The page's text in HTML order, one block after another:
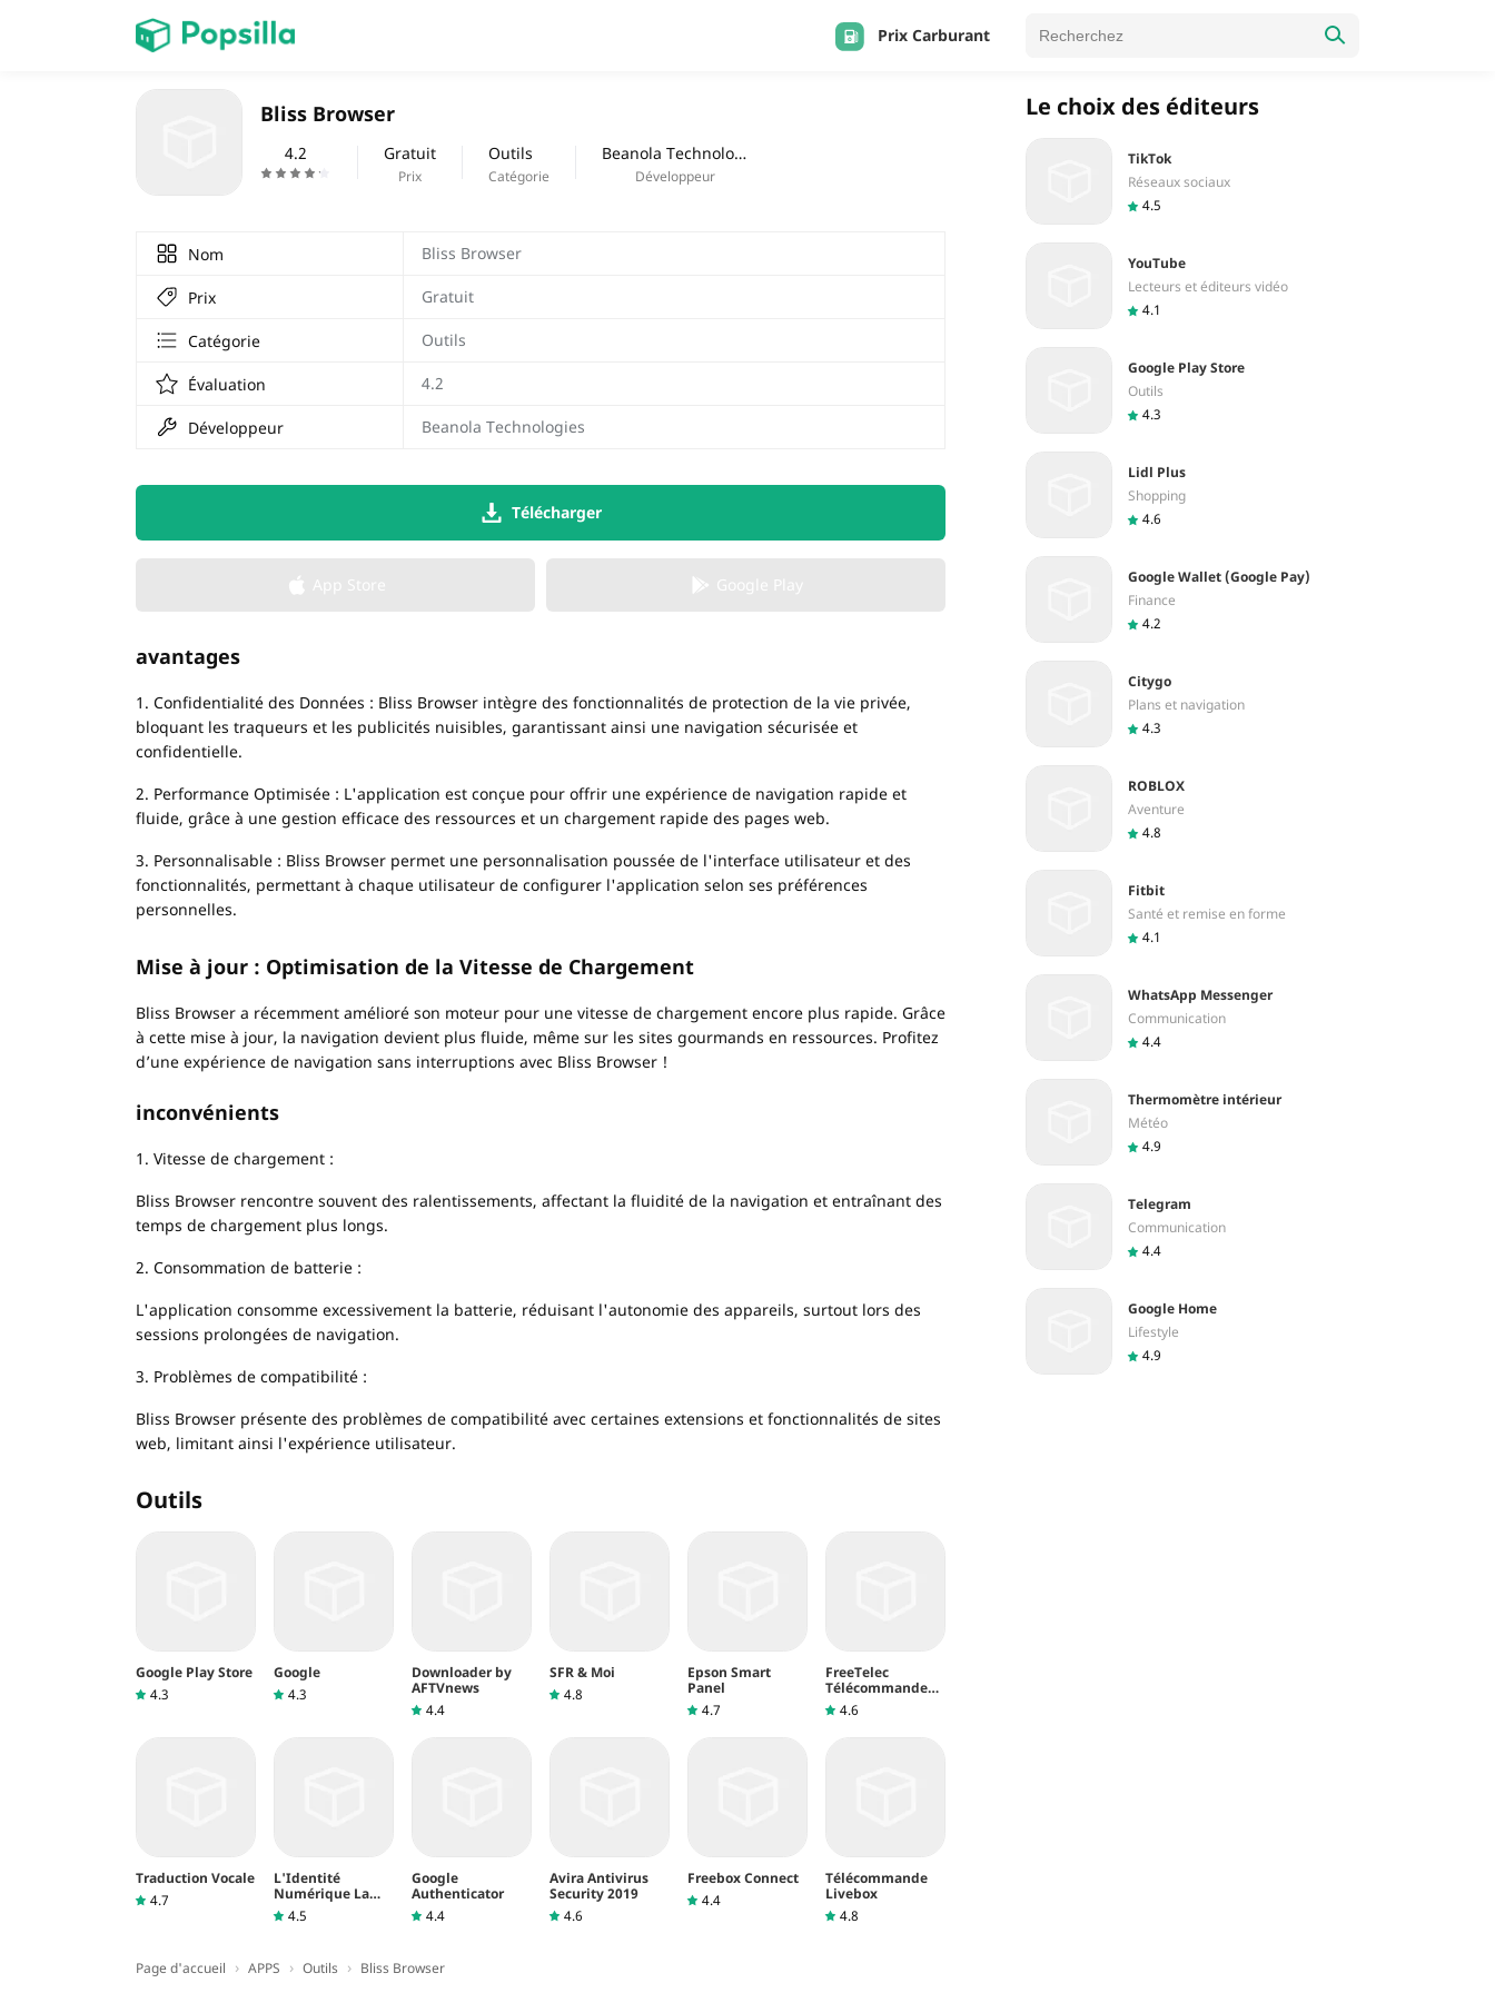
Prix Carburant
Bliss Browser
4.2 Gratuit
Prix
Outils
Catégorie
Beanola Technologies
Développeur
Nom Bliss Browser
Prix Gratuit
Catégorie Outils
Évaluation 4.2
Développeur Beanola Technologies
Télécharger
avantages
1. Confidentialité des Données : Bliss Browser intègre des fonctionnalités de protection de la vie privée,
bloquant les traqueurs et les publicités nuisibles, garantissant ainsi une navigation sécurisée et
confidentielle.
2. Performance Optimisée : L'application est conçue pour offrir une expérience de navigation rapide et
fluide, grâce à une gestion efficace des ressources et un chargement rapide des pages web.
3. Personnalisable : Bliss Browser permet une personnalisation poussée de l'interface utilisateur et des
fonctionnalités, permettant à chaque utilisateur de configurer l'application selon ses préférences
personnelles.
Mise à jour : Optimisation de la Vitesse de Chargement
Bliss Browser a récemment amélioré son moteur pour une vitesse de chargement encore plus rapide. Grâce
à cette mise à jour, la navigation devient plus fluide, même sur les sites gourmands en ressources. Profitez
d’une expérience de navigation sans interruptions avec Bliss Browser !
inconvénients
1. Vitesse de chargement :
Bliss Browser rencontre souvent des ralentissements, affectant la fluidité de la navigation et entraînant des
temps de chargement plus longs.
2. Consommation de batterie :
L'application consomme excessivement la batterie, réduisant l'autonomie des appareils, surtout lors des
sessions prolongées de navigation.
3. Problèmes de compatibilité :
Bliss Browser présente des problèmes de compatibilité avec certaines extensions et fonctionnalités de sites
web, limitant ainsi l'expérience utilisateur.
Outils
Google Play Store
4.3
Google
4.3
Downloader by
AFTVnews
4.4
SFR & Moi
4.8
Epson Smart
Panel
4.7
FreeTelec
Télécommande
Freebox
4.6
Traduction Vocale
4.7
L'Identité
Numérique La
Poste
4.5
Google
Authenticator
4.4
Avira Antivirus
Security 2019
4.6
Freebox Connect
4.4
Télécommande
Livebox
4.8
Page d'accueil › APPS › Outils › Bliss Browser
Le choix des éditeurs
TikTok
Réseaux sociaux
4.5
YouTube
Lecteurs et éditeurs vidéo
4.1
Google Play Store
Outils
4.3
Lidl Plus
Shopping
4.6
Google Wallet (Google Pay)
Finance
4.2
Citygo
Plans et navigation
4.3
ROBLOX
Aventure
4.8
Fitbit
Santé et remise en forme
4.1
WhatsApp Messenger
Communication
4.4
Thermomètre intérieur
Météo
4.9
Telegram
Communication
4.4
Google Home
Lifestyle
4.9